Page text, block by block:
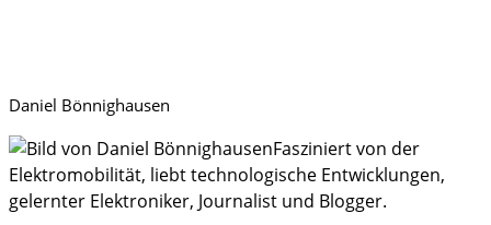
Daniel Bönnighausen
Fasziniert von der
Elektromobilität, liebt technologische Entwicklungen,
gelernter Elektroniker, Journalist und Blogger.